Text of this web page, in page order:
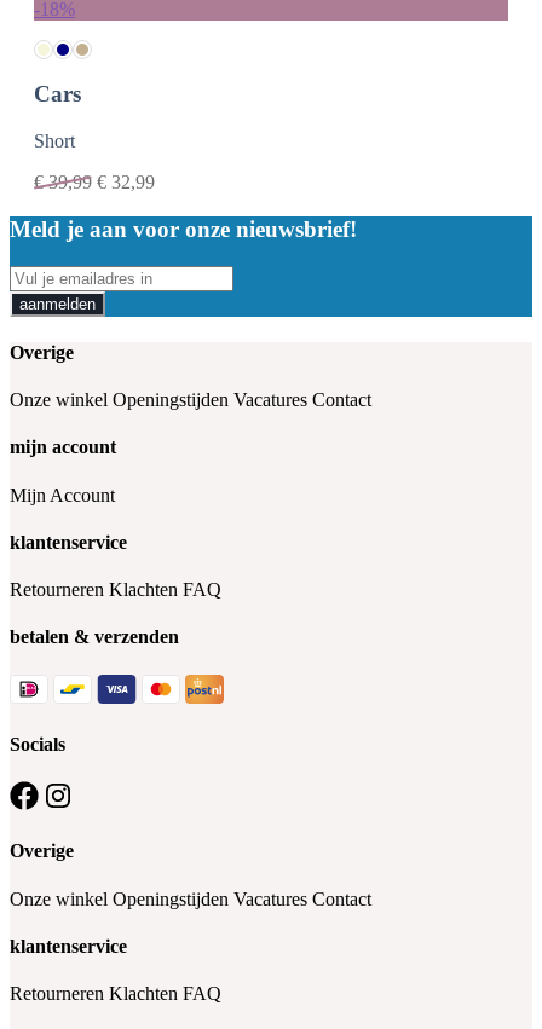
-18%
Cars
Short
€39,99 € 32,99
Meld je aan voor onze nieuwsbrief!
aanmelden
Overige
Onze winkel Openingstijden Vacatures Contact
mijn account
Mijn Account
klantenservice
Retourneren Klachten FAQ
betalen & verzenden
Socials
Overige
Onze winkel Openingstijden Vacatures Contact
klantenservice
Retourneren Klachten FAQ